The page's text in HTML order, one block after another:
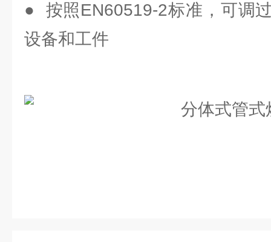
● 按照EN60519-2标准，可调
设备和工件